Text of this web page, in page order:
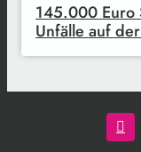
145.000 Euro
Unfälle auf